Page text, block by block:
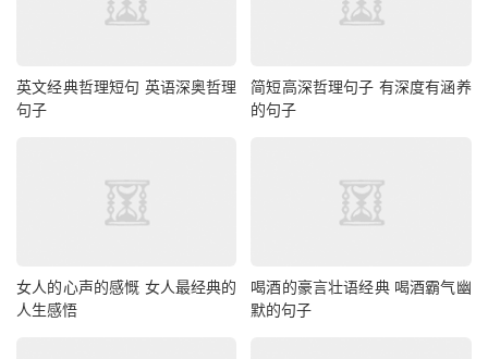
英文经典哲理短句 英语深奥哲理
句子
简短高深哲理句子 有深度有涵养
的句子
女人的心声的感慨 女人最经典的
人生感悟
喝酒的豪言壮语经典 喝酒霸气幽
默的句子